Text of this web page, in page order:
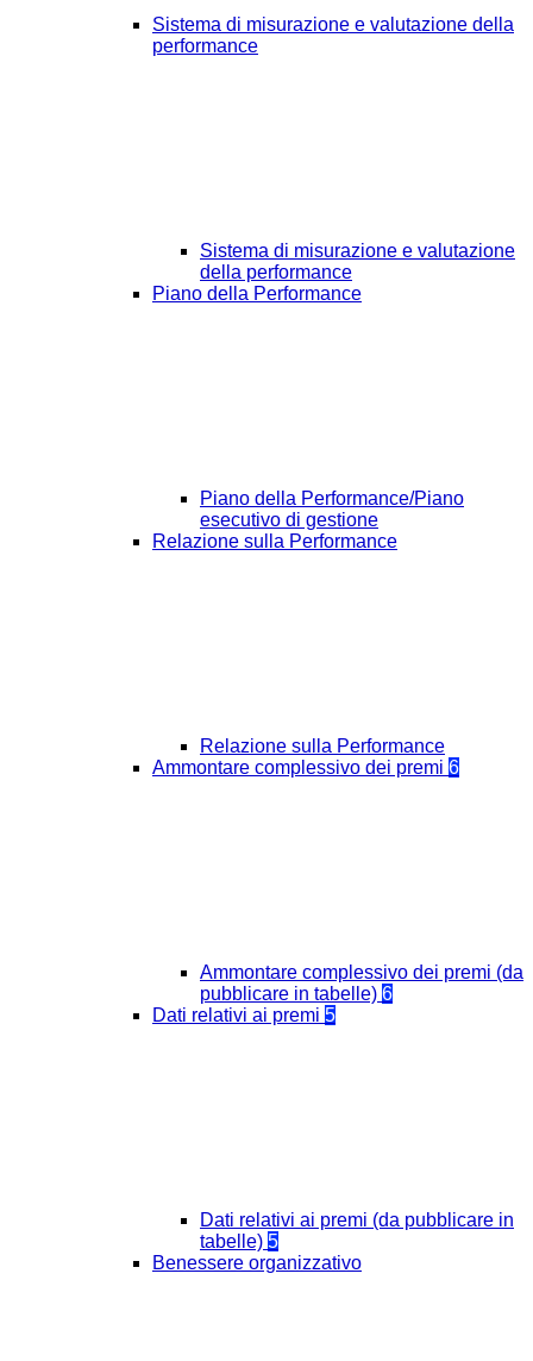
Sistema di misurazione e valutazione della
performance
Sistema di misurazione e valutazione
della performance
Piano della Performance
Piano della Performance/Piano
esecutivo di gestione
Relazione sulla Performance
Relazione sulla Performance
Ammontare complessivo dei premi 6
Ammontare complessivo dei premi (da
pubblicare in tabelle) 6
Dati relativi ai premi 5
Dati relativi ai premi (da pubblicare in
tabelle) 5
Benessere organizzativo